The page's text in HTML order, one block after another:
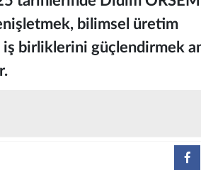
bilimsel üretim
birliklerini güçlendirmek